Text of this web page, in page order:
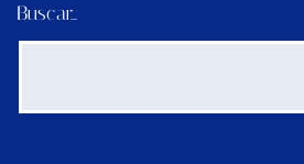
Buscar…